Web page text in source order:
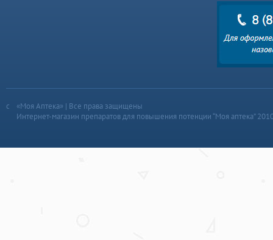
«Моя Аптека» | Все права защищены
Интернет-магазин препаратов для повышения потенции “Моя аптека”